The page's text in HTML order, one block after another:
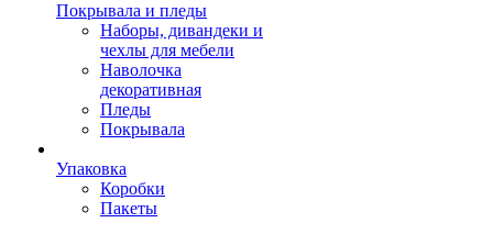
Покрывала и пледы
Наборы, дивандеки и
чехлы для мебели
Наволочка
декоративная
Пледы
Покрывала
Упаковка
Коробки
Пакеты